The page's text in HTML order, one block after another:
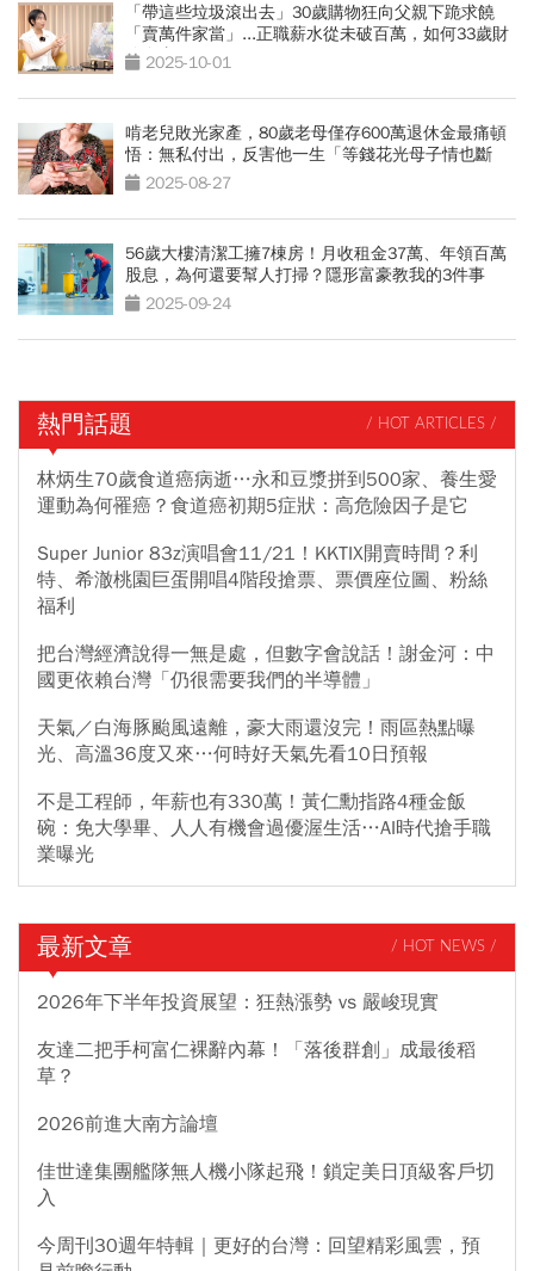
「帶這些垃圾滾出去」30歲購物狂向父親下跪求饒
「賣萬件家當」...正職薪水從未破百萬，如何33歲財
務自由？
2025-10-01
啃老兒敗光家產，80歲老母僅存600萬退休金最痛頓
悟：無私付出，反害他一生「等錢花光母子情也斷
了」2025-08-27
56歲大樓清潔工擁7棟房！月收租金37萬、年領百萬
股息，為何還要幫人打掃？隱形富豪教我的3件事
2025-09-24
熱門話題 / HOT ARTICLES /
林炳生70歲食道癌病逝…永和豆漿拼到500家、養生愛
運動為何罹癌？食道癌初期5症狀：高危險因子是它
Super Junior 83z演唱會11/21！KKTIX開賣時間？利
特、希澈桃園巨蛋開唱4階段搶票、票價座位圖、粉絲
福利
把台灣經濟說得一無是處，但數字會說話！謝金河：中
國更依賴台灣「仍很需要我們的半導體」
天氣／白海豚颱風遠離，豪大雨還沒完！雨區熱點曝
光、高溫36度又來…何時好天氣先看10日預報
不是工程師，年薪也有330萬！黃仁勳指路4種金飯
碗：免大學畢、人人有機會過優渥生活…AI時代搶手職
業曝光
最新文章 / HOT NEWS /
2026年下半年投資展望：狂熱漲勢 vs 嚴峻現實
友達二把手柯富仁裸辭內幕！「落後群創」成最後稻
草？
2026前進大南方論壇
佳世達集團艦隊無人機小隊起飛！鎖定美日頂級客戶切
入
今周刊30週年特輯｜更好的台灣：回望精彩風雲，預